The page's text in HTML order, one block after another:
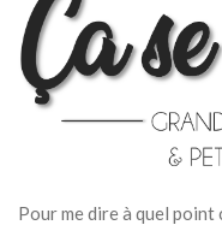
Pour me dire à quel